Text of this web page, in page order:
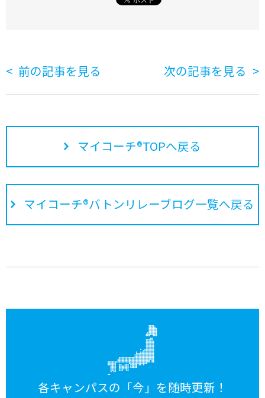
前の記事を見る 次の記事を見る
マイコーチ®TOPへ戻る
マイコーチ®バトンリレーブログ一覧へ戻る
各キャンパスの「今」を随時更新！